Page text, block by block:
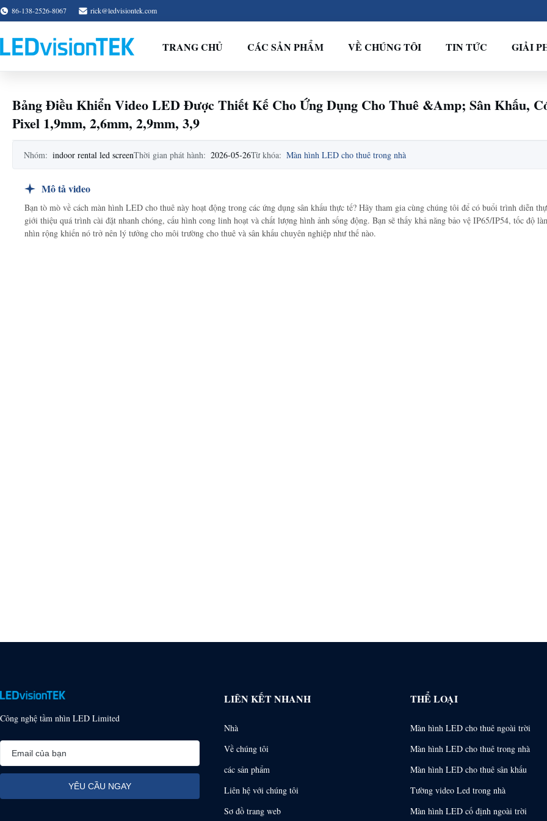
86-138-2526-8067 rick@ledvisiontek.com
TRANG CHỦ CÁC SẢN PHẨM VỀ CHÚNG TÔI TIN TỨC GIẢI
Bảng Điều Khiển Video LED Được Thiết Kế Cho Ứng Dụng Cho Thuê &Amp; Sân Khấu,
Pixel 1,9mm, 2,6mm, 2,9mm, 3,9
Nhóm: indoor rental led screenThời gian phát hành: 2026-05-26Từ khóa: Màn hình LED cho thuê trong nhà
Mô tả video
Bạn tò mò về cách màn hình LED cho thuê này hoạt động trong các ứng dụng sân khấu thực tế? Hãy tham gia cùng chúng tôi để có buổi trình diễn
giới thiệu quá trình cài đặt nhanh chóng, cấu hình cong linh hoạt và chất lượng hình ảnh sống động. Bạn sẽ thấy khả năng bảo vệ IP65/IP54, tốc độ
nhìn rộng khiến nó trở nên lý tưởng cho môi trường cho thuê và sân khấu chuyên nghiệp như thế nào.
Công nghệ tầm nhìn LED Limited
LIÊN KẾT NHANH
Nhà
Về chúng tôi
các sản phẩm
Liên hệ với chúng tôi
Sơ đồ trang web
THỂ LOẠI
Màn hình LED cho thuê ngoài trời
Màn hình LED cho thuê trong nhà
Màn hình LED cho thuê sân khấu
Tường video Led trong nhà
Màn hình LED cố định ngoài trời